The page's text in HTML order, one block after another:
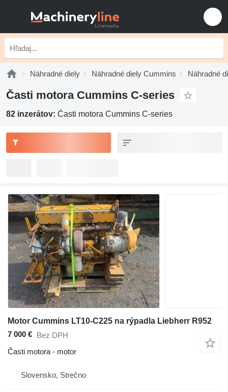
Náhradné diely Náhradné diely Cummins Náhradné
Časti motora Cummins C-series
82 inzerátov: Časti motora Cummins C-series
Motor Cummins LT10-C225 na rýpadla Liebherr R952
7 000 € Bez DPH
Časti motora - motor
Slovensko, Strečno